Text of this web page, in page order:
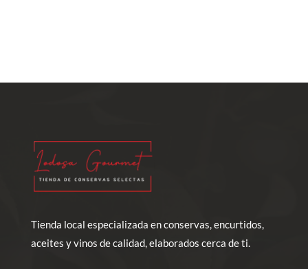
Tienda local especializada en conservas, encurtidos,
aceites y vinos de calidad, elaborados cerca de ti.